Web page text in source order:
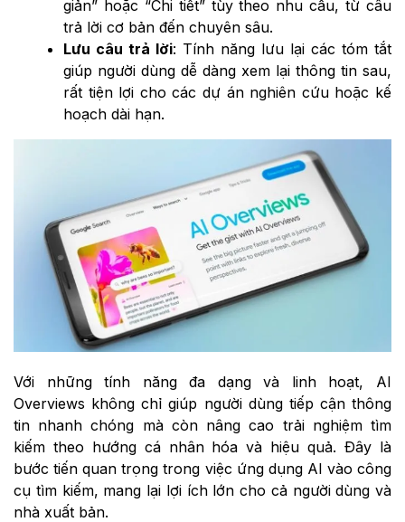
giản” hoặc “Chi tiết” tùy theo nhu cầu, từ câu
trả lời cơ bản đến chuyên sâu.
Lưu câu trả lời: Tính năng lưu lại các tóm tắt
giúp người dùng dễ dàng xem lại thông tin sau,
rất tiện lợi cho các dự án nghiên cứu hoặc kế
hoạch dài hạn.
Với những tính năng đa dạng và linh hoạt, AI
Overviews không chỉ giúp người dùng tiếp cận thông
tin nhanh chóng mà còn nâng cao trải nghiệm tìm
kiếm theo hướng cá nhân hóa và hiệu quả. Đây là
bước tiến quan trọng trong việc ứng dụng AI vào công
cụ tìm kiếm, mang lại lợi ích lớn cho cả người dùng và
nhà xuất bản.